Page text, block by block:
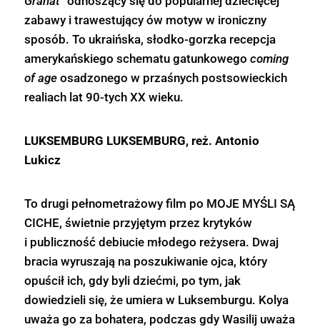
zabawy i trawestujący ów motyw w ironiczny
sposób. To ukraińska, słodko-gorzka recepcja
amerykańskiego schematu gatunkowego coming
of age osadzonego w przaśnych postsowieckich
realiach lat 90-tych XX wieku.
LUKSEMBURG LUKSEMBURG, reż. Antonio
Lukicz
To drugi pełnometrażowy film po MOJE MYŚLI SĄ
CICHE, świetnie przyjętym przez krytyków
i publiczność debiucie młodego reżysera. Dwaj
bracia wyruszają na poszukiwanie ojca, który
opuścił ich, gdy byli dziećmi, po tym, jak
dowiedzieli się, że umiera w Luksemburgu. Kolya
uważa go za bohatera, podczas gdy Wasilij uważa